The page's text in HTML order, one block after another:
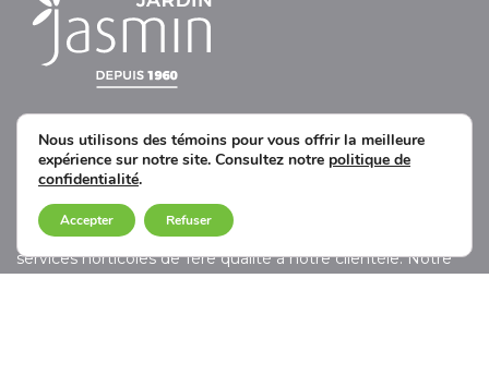
UNE DIVISION DE JARDIN JASMIN
Notre mission encore à ce jour est d’offrir des produits et
services horticoles de 1ère qualité à notre clientèle. Notre
Nous utilisons des témoins pour vous offrir la meilleure
expérience sur notre site. Consultez notre politique de
confidentialité.
Accepter Refuser